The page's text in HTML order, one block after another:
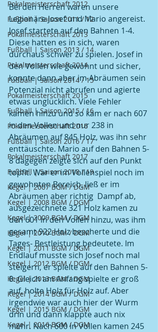
Pokalmeisterschaft 2012
Fußball | Saison 2011 / 12
Pokalmeisterschaft 2013
Fußball | Saison 2013 / 14
Pokalmeisterschaft 2014
Fußball | Saison 2014 / 15
Pokalmeisterschaft 2015
Fußball | Saison 2015 / 16
Pokalmeisterschaft 2016
Fußball | Saison 2016 / 17
Pokalmeisterschaft 2017
Fußball | Saison 2018 / 19
Kegel | 2007 BGM / DGM
Kegel | 2008 BGM / DGM
Kegel | 2009 BGM / DGM
Kegel | 2010 BGM / DGM
Kegel | 2011 BGM / DGM
Kegel | 2012 BGM / DGM
Kegel | 2013 BGM / DGM
Kegel | 2014 BGM / DGM
Kegel | 2015 BGM / DGM
Kegel | 2016 BGM / DGM
Bei den Herren waren unsere
Legionäre Josef und Mario angereist.
Josef startete auf den Bahnen 1-4.
Diese hatten es in sich, waren
durchaus schwer zu spielen. Josef in
den Vollen wie gewohnt und sicher,
konnte dann aber im Abräumen sein
Potenzial nicht abrufen und agierte
etwas unglücklich. Viele Fehler
kamen hinzu und so kam er nach 607
in den Vollen und nur 238 in
Abräumen auf 845 Holz, was ihn sehr
enttäuschte. Mario auf den Bahnen 5-
8 dagegen zeigte sich auf den Punkt
topfit. War er im Vollenspiel noch im
gewohnten Bereich, ließ er im
Abräumen aber richtig  Dampf ab,
ausgezeichnete 321 Holz kamen zu
den 601 in den Vollen hinzu, was ihm
gesamt 922 Holz bescherte und die
Tages- Bestleistung bedeutete. Im
Endlauf musste sich Josef noch mal
steigern, er spielte auf den Bahnen 5-
8. Gleich am Anfang spielte er groß
auf, holte Holz für Holz auf. Aber
irgendwie war auch hier der Wurm
drin und dann klappte auch nix
mehr. Nach 600 in Vollen kamen 245